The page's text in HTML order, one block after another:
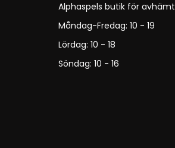
Alphaspels butik för
Måndag-Fredag: 10 - 19
Lördag: 10 - 18
Söndag: 10 - 16